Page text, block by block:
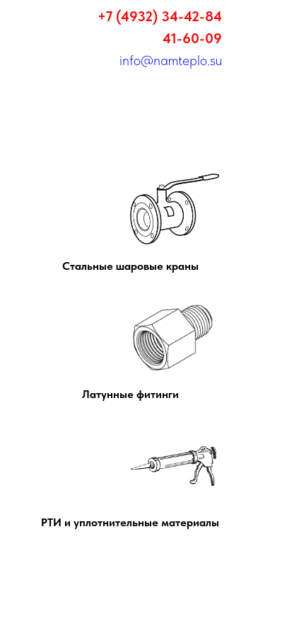
+7 (4932) 34-42-84
41-60-09
info@namteplo.su
Стальные шаровые краны
Латунные фитинги
РТИ и уплотнительные материалы